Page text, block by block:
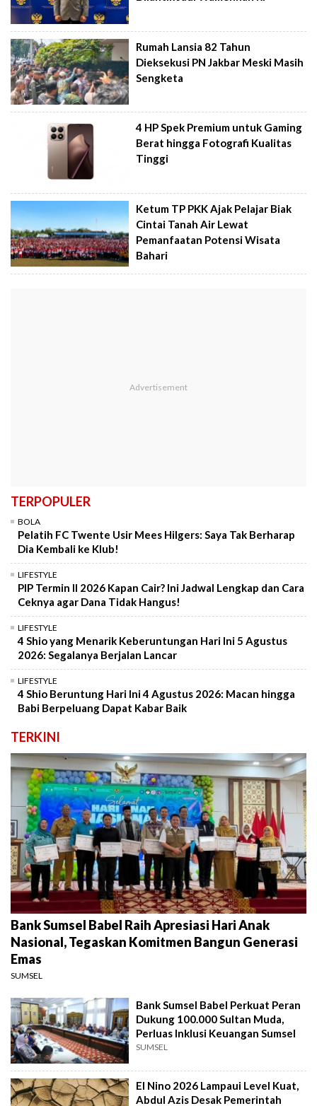
Rumah Lansia 82 Tahun
Dieksekusi PN Jakbar Meski Masih
Sengketa
4 HP Spek Premium untuk Gaming
Berat hingga Fotografi Kualitas
Tinggi
Ketum TP PKK Ajak Pelajar Biak
Cintai Tanah Air Lewat
Pemanfaatan Potensi Wisata
Bahari
TERPOPULER
BOLA
Pelatih FC Twente Usir Mees Hilgers: Saya Tak Berharap
Dia Kembali ke Klub!
LIFESTYLE
PIP Termin II 2026 Kapan Cair? Ini Jadwal Lengkap dan Cara
Ceknya agar Dana Tidak Hangus!
LIFESTYLE
4 Shio yang Menarik Keberuntungan Hari Ini 5 Agustus
2026: Segalanya Berjalan Lancar
LIFESTYLE
4 Shio Beruntung Hari Ini 4 Agustus 2026: Macan hingga
Babi Berpeluang Dapat Kabar Baik
TERKINI
Bank Sumsel Babel Raih Apresiasi Hari Anak
Nasional, Tegaskan Komitmen Bangun Generasi
Emas
SUMSEL
Bank Sumsel Babel Perkuat Peran
Dukung 100.000 Sultan Muda,
Perluas Inklusi Keuangan Sumsel
SUMSEL
El Nino 2026 Lampaui Level Kuat,
Abdul Azis Desak Pemerintah